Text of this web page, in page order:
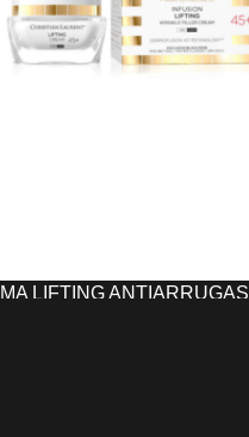
LIFTING ANTIARRUGAS